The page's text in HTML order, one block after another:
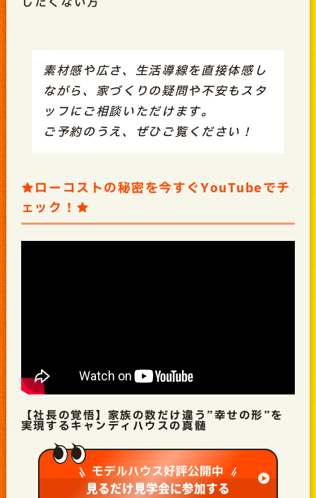
素材感や広さ、生活導線を直接体感し
ながら、家づくりの疑問や不安もスタ
ッフにご相談いただけます。
ご予約のうえ、ぜひご覧ください！
★ローコストの秘密を今すぐYouTubeでチ
ェック！★
【社長の覚悟】家族の数だけ違う”幸せの形”を
実現するキャンディハウスの真髄
モデルハウス好評公開中
見るだけ見学会に参加する